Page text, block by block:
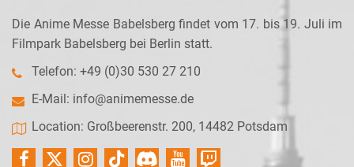
Die Anime Messe Babelsberg findet vom 17. bis 19. Juli im
Filmpark Babelsberg bei Berlin statt.
Telefon: +49 (0)30 530 27 210
E-Mail: info@animemesse.de
Location: Großbeerenstr. 200, 14482 Potsdam